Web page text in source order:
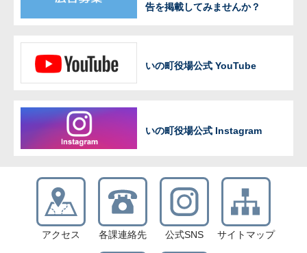
告を掲載してみませんか？
いの町役場公式 YouTube
いの町役場公式 Instagram
アクセス 各課連絡先 公式SNS サイトマップ